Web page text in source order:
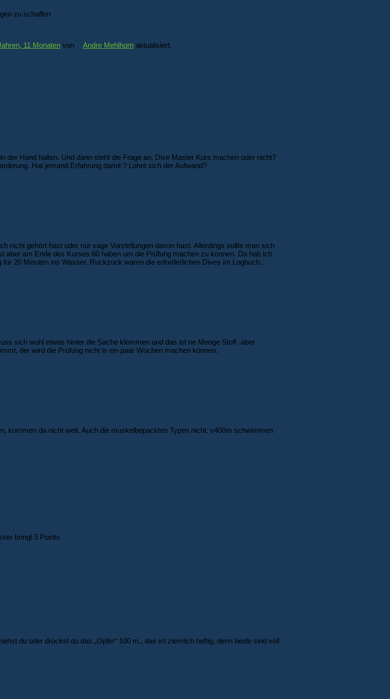
zu schaffen
11 Monaten von Andre Mehlhorn aktualisiert.
der Hand halten. Und dann steht die Frage an, Dive Master Kurs machen oder nicht?
Hat jemand Erfahrung damit ? Lohnt sich der Aufwand?
nicht gehört hast oder nur vage Vorstellungen davon hast. Allerdings sollte man sich
am Ende des Kurses 60 haben um die Prüfung machen zu können. Da hab ich
20 Minuten ins Wasser. Ruckzuck waren die erforderlichen Dives im Logbuch..
sich wohl etwas hinter die Sache klemmen und das ist ne Menge Stoff -aber
der wird die Prüfung nicht in ein paar Wochen machen können.
kommen da nicht weit. Auch die muskelbepackten Typen nicht. v400m schwimmen
bringt 5 Points
du oder drückst du das „Opfer“ 100 m,, das ist ziemlich heftig, denn beide sind voll